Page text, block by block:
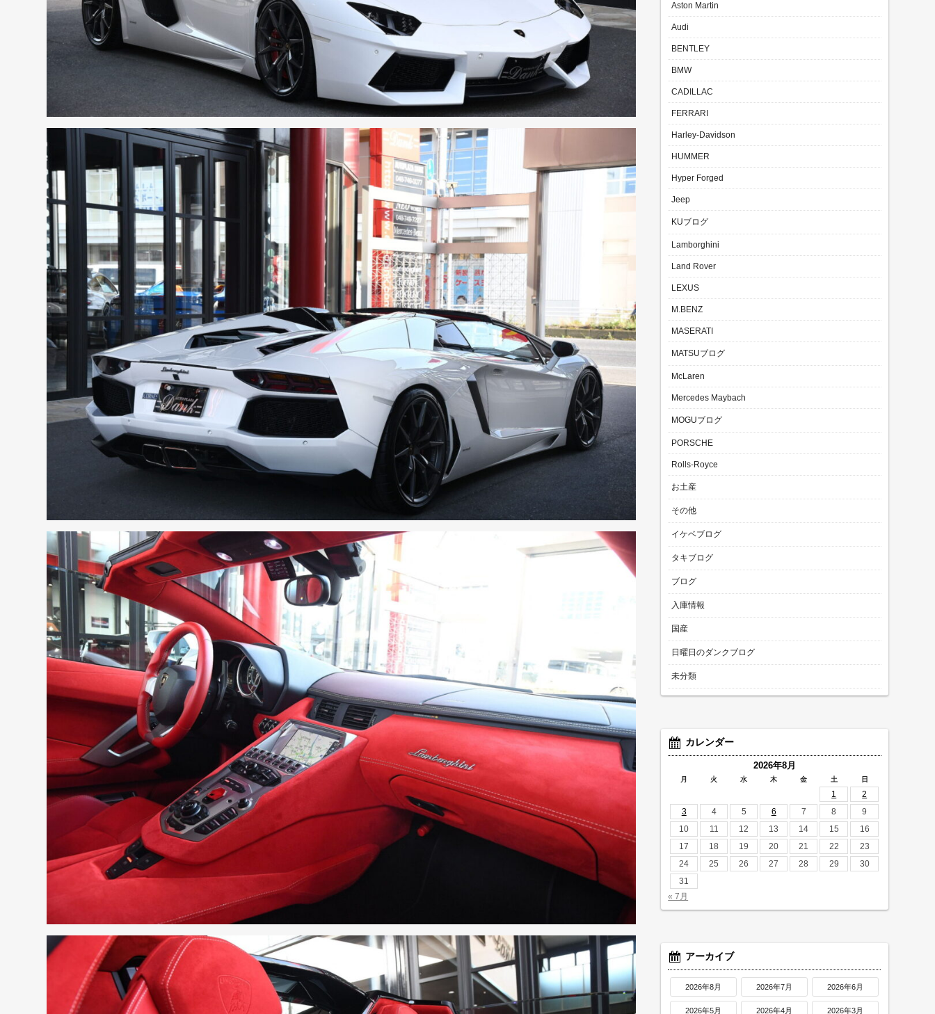
Aston Martin
Audi
BENTLEY
BMW
CADILLAC
FERRARI
Harley-Davidson
HUMMER
Hyper Forged
Jeep
KUブログ
Lamborghini
Land Rover
LEXUS
M.BENZ
MASERATI
MATSUブログ
McLaren
Mercedes Maybach
MOGUブログ
PORSCHE
Rolls-Royce
お土産
その他
イケベブログ
タキブログ
ブログ
入庫情報
国産
日曜日のダンクブログ
未分類
カレンダー
2026年8月
月 火 水 木 金 土 日
1
2
3
4 5 6 7 8
9
10
11 12 13 14 15
16
17
18 19 20 21 22
23
24
25 26 27 28 29
30
31
« 7月
アーカイブ
2026年8月 2026年7月 2026年6月
2026年5月 2026年4月 2026年3月